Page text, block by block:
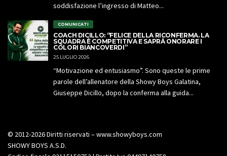
soddisfazione l’ingresso di Matteo...
COMUNICATI
COACH DICILLO: “FELICE DELLA RICONFERMA. LA
SQUADRA È COMPETITIVA E SAPRÀ ONORARE I
COLORI BIANCOVERDI”
25 LUGLIO 2026
“Motivazione ed entusiasmo”. Sono queste le prime
parole dell’allenatore della Showy Boys Galatina,
Giuseppe Dicillo, dopo la conferma alla guida...
© 2012-2026 Diritti riservati – www.showyboys.com
SHOWY BOYS A.S.D.